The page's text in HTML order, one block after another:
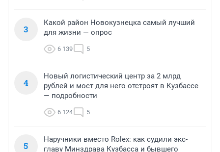
3
Какой район Новокузнецка самый лучший
для жизни — опрос
6 139 5
4
Новый логистический центр за 2 млрд
рублей и мост для него отстроят в Кузбассе
— подробности
6 124 5
5
Наручники вместо Rolex: как судили экс-
главу Минздрава Кузбасса и бывшего